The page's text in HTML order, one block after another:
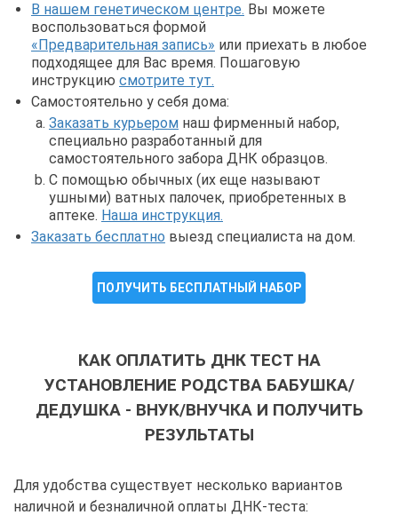
В нашем генетическом центре. Вы можете
воспользоваться формой
«Предварительная запись» или приехать в любое
подходящее для Вас время. Пошаговую
инструкцию смотрите тут.
Самостоятельно у себя дома:
Заказать курьером наш фирменный набор,
специально разработанный для
самостоятельного забора ДНК образцов.
С помощью обычных (их еще называют
ушными) ватных палочек, приобретенных в
аптеке. Наша инструкция.
Заказать бесплатно выезд специалиста на дом.
ПОЛУЧИТЬ БЕСПЛАТНЫЙ НАБОР
КАК ОПЛАТИТЬ ДНК ТЕСТ НА
УСТАНОВЛЕНИЕ РОДСТВА БАБУШКА/
ДЕДУШКА - ВНУК/ВНУЧКА И ПОЛУЧИТЬ
РЕЗУЛЬТАТЫ
Для удобства существует несколько вариантов
наличной и безналичной оплаты ДНК-теста: